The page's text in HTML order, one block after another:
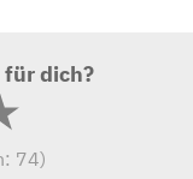
dich?
74)